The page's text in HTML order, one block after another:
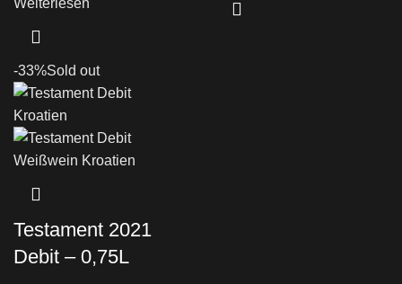
Weiterlesen
-33%Sold out
Testament 2021
Debit – 0,75L